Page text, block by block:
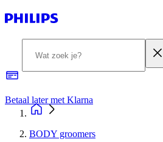
Betaal later met Klarna
BODY groomers